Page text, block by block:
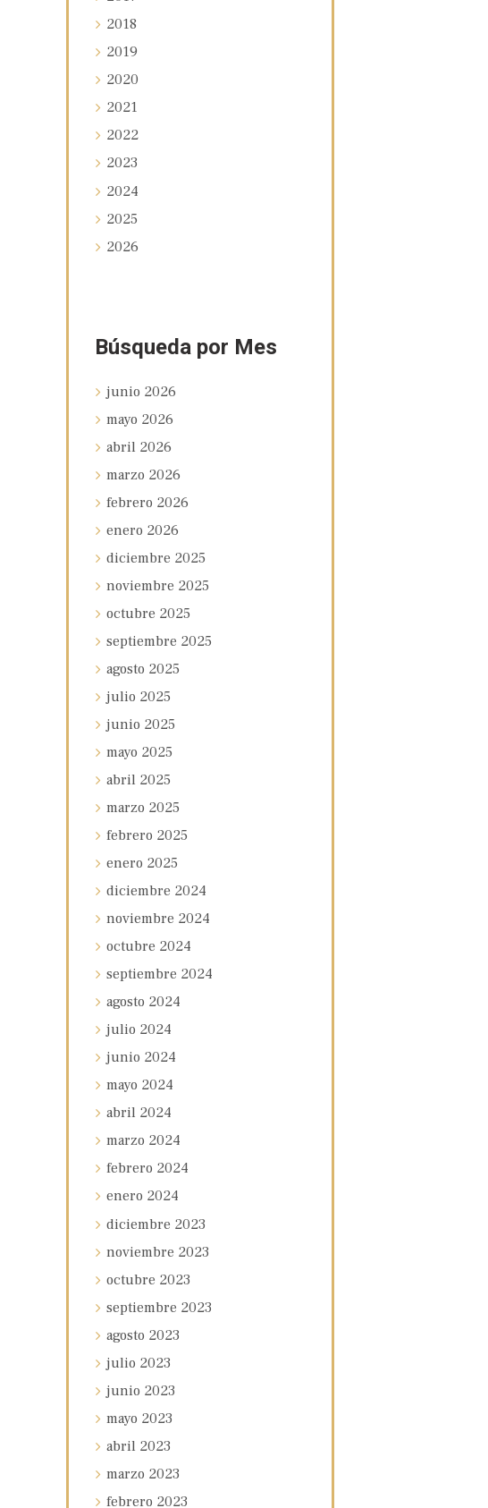
2018
2019
2020
2021
2022
2023
2024
2025
2026
Búsqueda por Mes
junio 2026
mayo 2026
abril 2026
marzo 2026
febrero 2026
enero 2026
diciembre 2025
noviembre 2025
octubre 2025
septiembre 2025
agosto 2025
julio 2025
junio 2025
mayo 2025
abril 2025
marzo 2025
febrero 2025
enero 2025
diciembre 2024
noviembre 2024
octubre 2024
septiembre 2024
agosto 2024
julio 2024
junio 2024
mayo 2024
abril 2024
marzo 2024
febrero 2024
enero 2024
diciembre 2023
noviembre 2023
octubre 2023
septiembre 2023
agosto 2023
julio 2023
junio 2023
mayo 2023
abril 2023
marzo 2023
febrero 2023